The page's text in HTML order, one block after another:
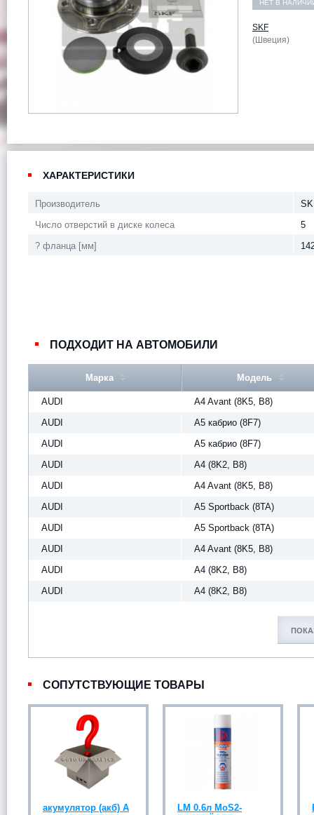
НЕТ В
SKF
(Швеция)
ХАРАКТЕРИСТИКИ
Производитель
Число отверстий в диске колеса
5
? фланца [мм]
ПОДХОДИТ НА АВТОМОБИЛИ
Марка Модель
AUDI
A4 Avant (8K5, B8)
AUDI
A5 кабрио (8F7)
AUDI
A5 кабрио (8F7)
AUDI
A4 (8K2, B8)
AUDI
A4 Avant (8K5, B8)
AUDI
A5 Sportback (8TA)
AUDI
A5 Sportback (8TA)
AUDI
A4 Avant (8K5, B8)
AUDI
A4 (8K2, B8)
AUDI
A4 (8K2, B8)
СОПУТСТВУЮЩИЕ ТОВАРЫ
акумулятор (акб) А
LM 0.6л MoS2-